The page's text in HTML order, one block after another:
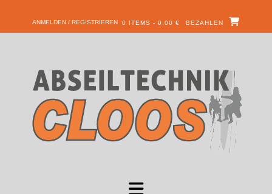
ANMELDEN / REGISTRIEREN 0 ITEMS - 0,00 € BEZAHLEN